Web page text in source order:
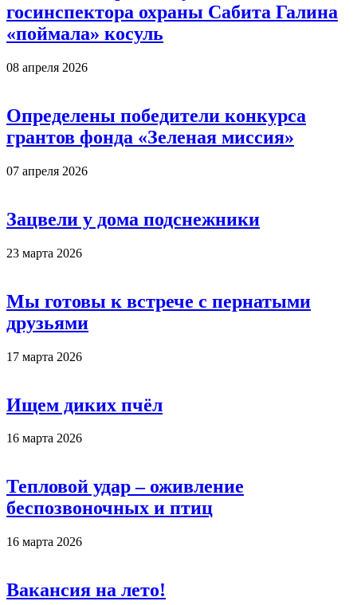
госинспектора охраны Сабита Галина
«поймала» косуль
08 апреля 2026
Определены победители конкурса
грантов фонда «Зеленая миссия»
07 апреля 2026
Зацвели у дома подснежники
23 марта 2026
Мы готовы к встрече с пернатыми
друзьями
17 марта 2026
Ищем диких пчёл
16 марта 2026
Тепловой удар – оживление
беспозвоночных и птиц
16 марта 2026
Вакансия на лето!